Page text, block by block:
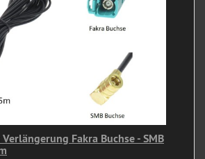
Fakra Buchse - SMB